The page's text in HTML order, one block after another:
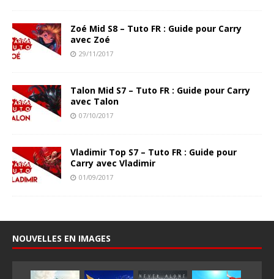
Zoé Mid S8 – Tuto FR : Guide pour Carry
avec Zoé
29/11/2017
Talon Mid S7 – Tuto FR : Guide pour Carry
avec Talon
07/10/2017
Vladimir Top S7 – Tuto FR : Guide pour
Carry avec Vladimir
01/09/2017
NOUVELLES EN IMAGES